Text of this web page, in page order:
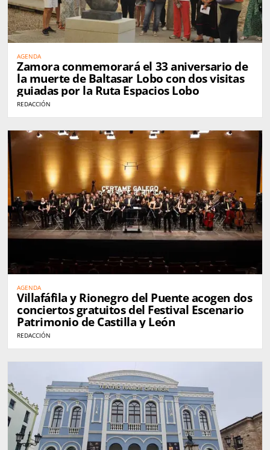
AGENDA
Zamora conmemorará el 33 aniversario de
la muerte de Baltasar Lobo con dos visitas
guiadas por la Ruta Espacios Lobo
REDACCIÓN
AGENDA
Villafáfila y Rionegro del Puente acogen dos
conciertos gratuitos del Festival Escenario
Patrimonio de Castilla y León
REDACCIÓN